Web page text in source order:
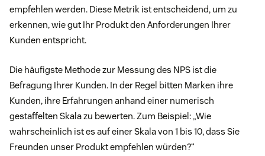
empfehlen werden. Diese Metrik ist entscheidend, um zu
erkennen, wie gut Ihr Produkt den Anforderungen Ihrer
Kunden entspricht.
Die häufigste Methode zur Messung des NPS ist die
Befragung Ihrer Kunden. In der Regel bitten Marken ihre
Kunden, ihre Erfahrungen anhand einer numerisch
gestaffelten Skala zu bewerten. Zum Beispiel: „Wie
wahrscheinlich ist es auf einer Skala von 1 bis 10, dass Sie
Freunden unser Produkt empfehlen würden?“